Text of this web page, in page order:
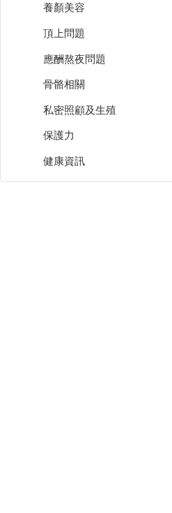
養顏美容
頂上問題
應酬熬夜問題
骨骼相關
私密照顧及生殖
保護力
健康資訊